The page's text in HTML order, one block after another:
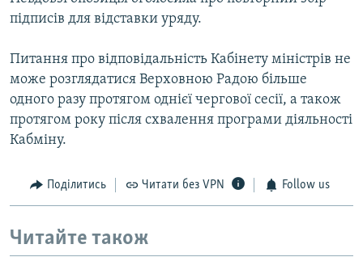
підписів для відставки уряду.
Питання про відповідальність Кабінету міністрів не
може розглядатися Верховною Радою більше
одного разу протягом однієї чергової сесії, а також
протягом року після схвалення програми діяльності
Кабміну.
Поділитись Читати без VPN Follow us
Читайте також